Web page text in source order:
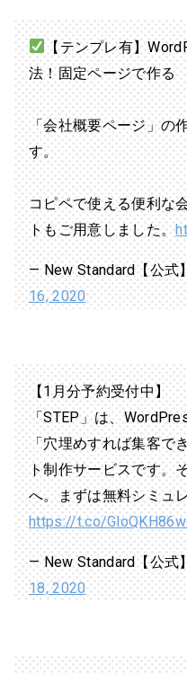
【テンプレ有】
法！固定ページで作る
「会社概要ページ」の
す。
コピペで使える便利な
トもご用意しました。
— New Standard【公式
16, 2020
【1月分予約受付中】
「STEP」は、
「穴埋めすれば集客で
ト制作サービスです。
へ。まずは無料シミュ
https://t.co/
— New Standard【公式
18, 2020